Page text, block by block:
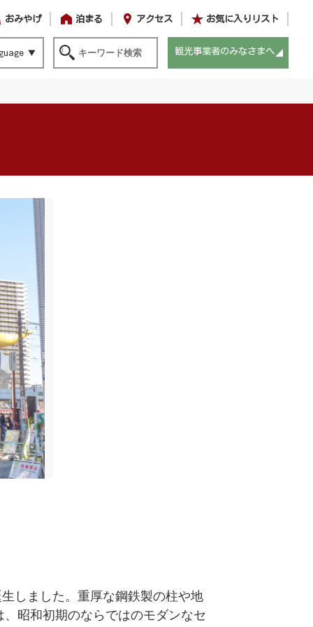
おみやげ 泊まる アクセス お気に入りリスト
観光事業者のみなさまへ
しました。重厚な鋼鉄製の柱や地
昭和初期のならではのモダンなセ